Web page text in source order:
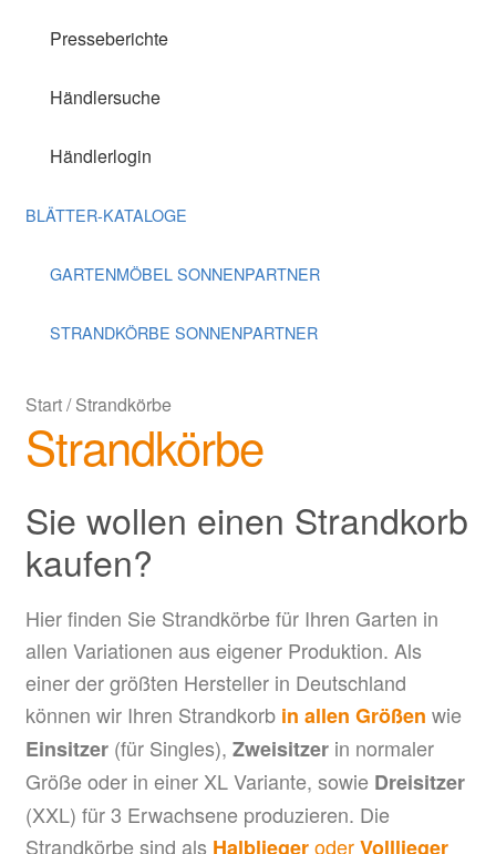
Presseberichte
Händlersuche
Händlerlogin
BLÄTTER-KATALOGE
GARTENMÖBEL SONNENPARTNER
STRANDKÖRBE SONNENPARTNER
Start/Strandkörbe
Strandkörbe
Sie wollen einen Strandkorb
kaufen?
Hier finden Sie Strandkörbe für Ihren Garten in
allen Variationen aus eigener Produktion. Als
einer der größten Hersteller in Deutschland
können wir Ihren Strandkorb in allen Größen wie
Einsitzer(für Singles), Zweisitzerin normaler
Größe oder in einer XL Variante, sowie Dreisitzer
(XXL) für 3 Erwachsene produzieren. Die
Strandkörbe sind als HalbliegeroderVolllieger